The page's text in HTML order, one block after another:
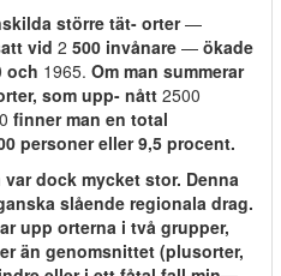
större tät- orter—
vid 2 500 invånare — ökade
och 1965. Om man summerar
som upp- nått 2500
finner man en total
personer eller 9,5 procent.
dock mycket stor. Denna
slående regionala drag.
upp orterna i två grupper,
än genomsnittet (plusorter,